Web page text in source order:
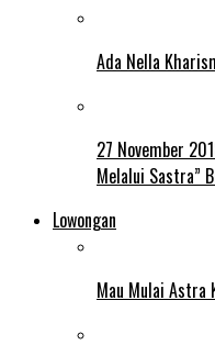
Ada Nella
27 November
Melalui Sastra”
Lowongan
Mau Mulai Astra